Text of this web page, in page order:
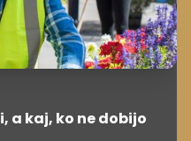
a kaj, ko ne dobijo